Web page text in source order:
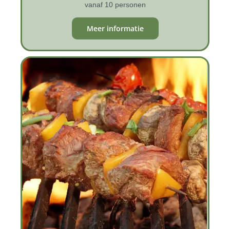
vanaf 10 personen
Meer informatie